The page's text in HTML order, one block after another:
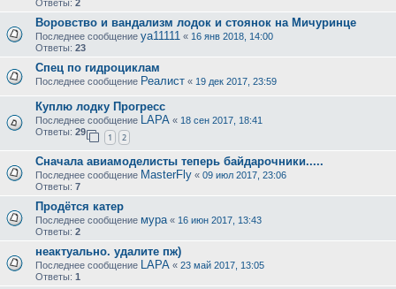
Ответы: 2
Воровство и вандализм лодок и стоянок на Мичуринце
Последнее сообщение ya11111 « 16 янв 2018, 14:00
Ответы: 23
Спец по гидроциклам
Последнее сообщение Реалист « 19 дек 2017, 23:59
Куплю лодку Прогресс
Последнее сообщение LAPA « 18 сен 2017, 18:41
Ответы: 29
1 2
Сначала авиамоделисты теперь байдарочники.....
Последнее сообщение MasterFly « 09 июл 2017, 23:06
Ответы: 7
Продётся катер
Последнее сообщение мура « 16 июн 2017, 13:43
Ответы: 2
неактуально. удалите пж)
Последнее сообщение LAPA « 23 май 2017, 13:05
Ответы: 1